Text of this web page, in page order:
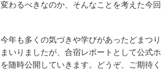
変わるべきなのか、そんなことを考えた今回
今年も多くの気づきや学びがあったどまつ
まいりましたが、合宿レポートとして公式
を随時公開していきます。どうぞ、ご期待